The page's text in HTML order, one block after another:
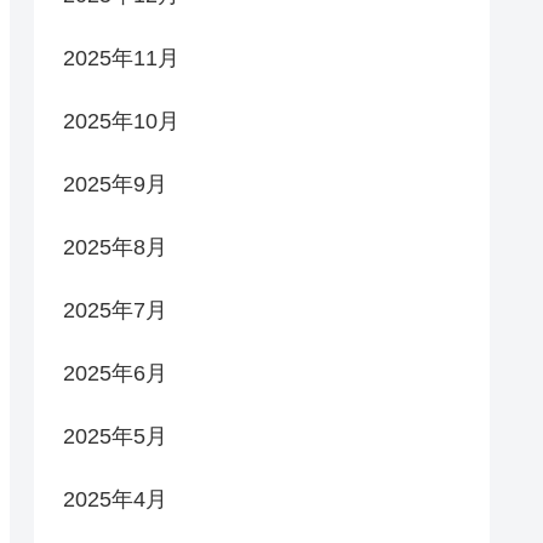
2025年11月
2025年10月
2025年9月
2025年8月
2025年7月
2025年6月
2025年5月
2025年4月